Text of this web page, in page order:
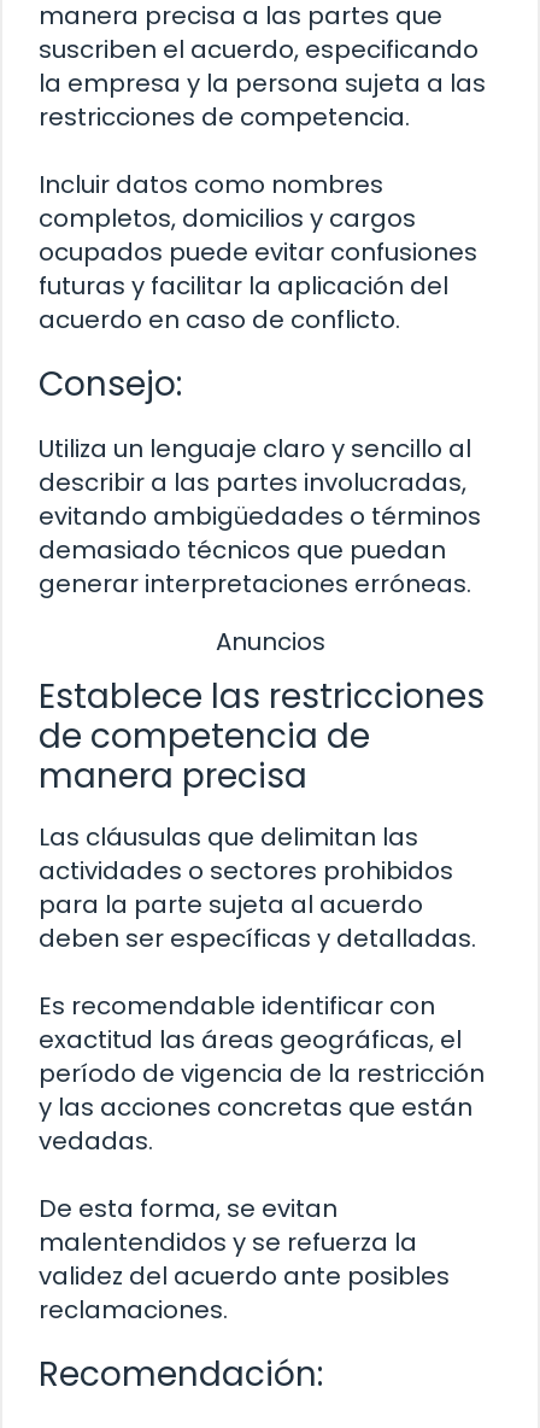
manera precisa a las partes que
suscriben el acuerdo, especificando
la empresa y la persona sujeta a las
restricciones de competencia.
Incluir datos como nombres
completos, domicilios y cargos
ocupados puede evitar confusiones
futuras y facilitar la aplicación del
acuerdo en caso de conflicto.
Consejo:
Utiliza un lenguaje claro y sencillo al
describir a las partes involucradas,
evitando ambigüedades o términos
demasiado técnicos que puedan
generar interpretaciones erróneas.
Anuncios
Establece las restricciones
de competencia de
manera precisa
Las cláusulas que delimitan las
actividades o sectores prohibidos
para la parte sujeta al acuerdo
deben ser específicas y detalladas.
Es recomendable identificar con
exactitud las áreas geográficas, el
período de vigencia de la restricción
y las acciones concretas que están
vedadas.
De esta forma, se evitan
malentendidos y se refuerza la
validez del acuerdo ante posibles
reclamaciones.
Recomendación: